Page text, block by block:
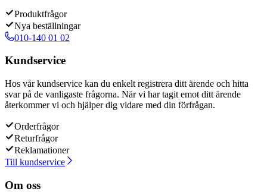
Produktfrågor
Nya beställningar
010-140 01 02
Kundservice
Hos vår kundservice kan du enkelt registrera ditt ärende och hitta
svar på de vanligaste frågorna. När vi har tagit emot ditt ärende
återkommer vi och hjälper dig vidare med din förfrågan.
Orderfrågor
Returfrågor
Reklamationer
Till kundservice
Om oss